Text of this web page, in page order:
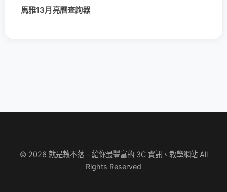
馬雅13月亮曆查詢器
© 2026 就是教不落 - 給你最豐富的 3C 資訊、教學網站 All
Rights Reserved